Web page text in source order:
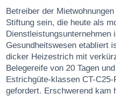
Betreiber der
Stiftung sein, die heute als
Dienstleistungsunternehmen
Gesundheitswesen etabliert
dicker Heizestrich mit
Belegereife von 20 Tagen
Estrichgüte-klassen CT-C25-
gefordert. Erschwerend kam